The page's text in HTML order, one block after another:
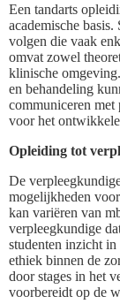
Een tandarts
academische
volgen die vaak
omvat zowel
klinische
en behandeling
communiceren met
voor het
Opleiding tot
De
mogelijkheden
kan variëren van
verpleegkundige
studenten inzicht
ethiek binnen de
door stages in het
voorbereidt op de